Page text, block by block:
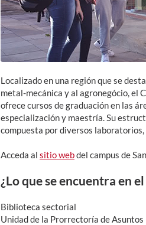
L ocalizado en una región que se
metal-mecánica y al agronegócio, el
ofrece cursos de graduación en las
especialización y maestría. Su
compuesta por diversos
Acceda al sitio webdel campus de
¿Lo que se encuentra en
Biblioteca sectorial
Unidad de la Prorrectoría de